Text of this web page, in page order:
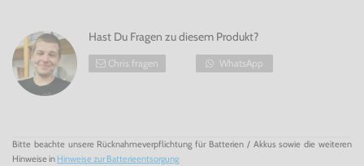
Hast Du Fragen zu diesem Produkt?
Chris fragen WhatsApp
Bitte beachte unsere Rücknahmeverpflichtung für Batterien / Akkus sowie die weiteren
Hinweise in Hinweise zur Batterieentsorgung